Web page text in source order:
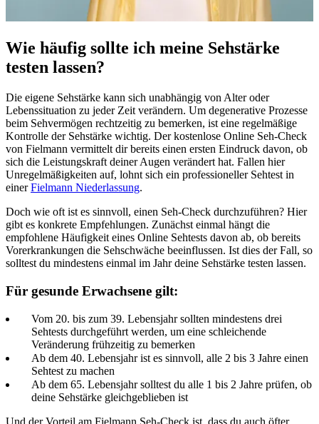
Wie häufig sollte ich meine Sehstärke
testen lassen?
Die eigene Sehstärke kann sich unabhängig von Alter oder
Lebenssituation zu jeder Zeit verändern. Um degenerative Prozesse
beim Sehvermögen rechtzeitig zu bemerken, ist eine regelmäßige
Kontrolle der Sehstärke wichtig. Der kostenlose Online Seh-Check
von Fielmann vermittelt dir bereits einen ersten Eindruck davon, ob
sich die Leistungskraft deiner Augen verändert hat. Fallen hier
Unregelmäßigkeiten auf, lohnt sich ein professioneller Sehtest in
einerFielmann Niederlassung.
Doch wie oft ist es sinnvoll, einen Seh-Check durchzuführen? Hier
gibt es konkrete Empfehlungen. Zunächst einmal hängt die
empfohlene Häufigkeit eines Online Sehtests davon ab, ob bereits
Vorerkrankungen die Sehschwäche beeinflussen. Ist dies der Fall, so
solltest du mindestens einmal im Jahr deine Sehstärke testen lassen.
Für gesunde Erwachsene gilt:
Vom 20. bis zum 39. Lebensjahr sollten mindestens drei
Sehtests durchgeführt werden, um eine schleichende
Veränderung frühzeitig zu bemerken
Ab dem 40. Lebensjahr ist es sinnvoll, alle 2 bis 3 Jahre einen
Sehtest zu machen
Ab dem 65. Lebensjahr solltest du alle 1 bis 2 Jahre prüfen, ob
deine Sehstärke gleichgeblieben ist
Und der Vorteil am Fielmann Seh-Check ist, dass du auch öfter